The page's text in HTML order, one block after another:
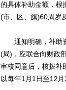
的具体补助金额，根
(市、区、旗)60周岁
通知明确，补助资
(局)，应联合向财政
审核同意后，核拨补
以每年1月1日至12